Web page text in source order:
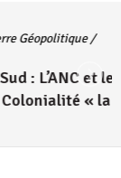
Géopolitique/
: L’ANC et le
« la